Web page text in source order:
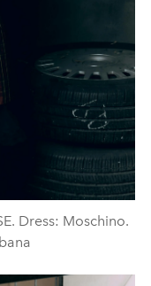
Dress: Moschino.